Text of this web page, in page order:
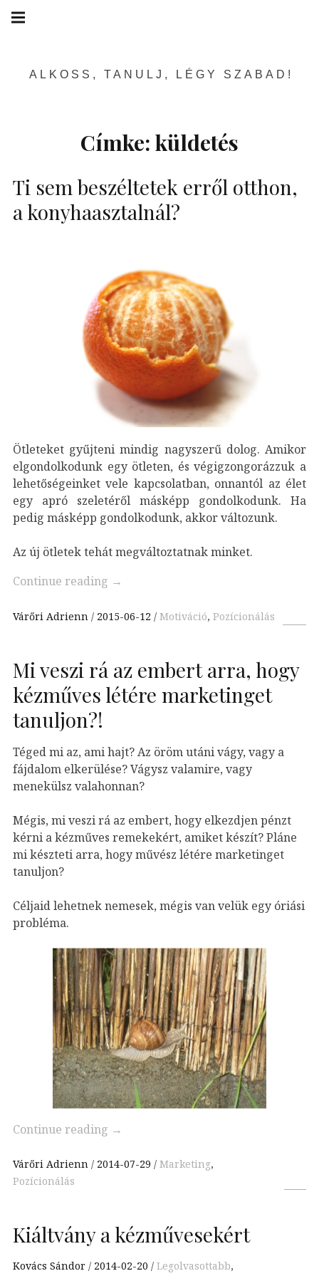
Skip
ALKOSS, TANULJ, LÉGY SZABAD!
navigation
Címke: küldetés
Ti sem beszéltetek erről otthon,
a konyhaasztalnál?
Ötleteket gyűjteni mindig nagyszerű dolog. Amikor
elgondolkodunk egy ötleten, és végigzongorázzuk a
lehetőségeinket vele kapcsolatban, onnantól az élet
egy apró szeletéről másképp gondolkodunk. Ha
pedig másképp gondolkodunk, akkor változunk.
Az új ötletek tehát megváltoztatnak minket.
Continue reading →
Várőri Adrienn 2015-06-12 Motiváció, Pozícionálás
Mi veszi rá az embert arra, hogy
kézműves létére marketinget
tanuljon?!
Téged mi az, ami hajt? Az öröm utáni vágy, vagy a
fájdalom elkerülése? Vágysz valamire, vagy
menekülsz valahonnan?
Mégis, mi veszi rá az embert, hogy elkezdjen pénzt
kérni a kézműves remekekért, amiket készít? Pláne
mi készteti arra, hogy művész létére marketinget
tanuljon?
Céljaid lehetnek nemesek, mégis van velük egy óriási
probléma.
Continue reading →
Várőri Adrienn 2014-07-29 Marketing,
Pozícionálás
Kiáltvány a kézművesekért
Kovács Sándor 2014-02-20 Legolvasottabb,